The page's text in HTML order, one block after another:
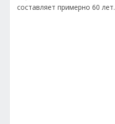
составляет примерно 60 лет.